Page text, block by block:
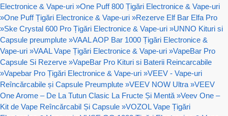
Electronice & Vape-uri »One Puff 800 Țigări Electronice & Vape-uri
»One Puff Țigări Electronice & Vape-uri »Rezerve Elf Bar Elfa Pro
»Ske Crystal 600 Pro Țigări Electronice & Vape-uri »UNNO Kituri si
Capsule preumplute »VAAL AOP Bar 1000 Țigări Electronice &
Vape-uri »VAAL Vape Țigări Electronice & Vape-uri »VapeBar Pro
Capsule Si Rezerve »VapeBar Pro Kituri si Baterii Reincarcabile
»Vapebar Pro Țigări Electronice & Vape-uri »VEEV - Vape-uri
Reîncărcabile și Capsule Preumplute »VEEV NOW Ultra »VEEV
One Arome – De La Tutun Clasic La Fructe Și Mentă »Veev One –
Kit de Vape Reîncărcabil Și Capsule »VOZOL Vape Țigări